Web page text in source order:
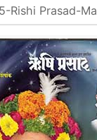
Rishi Prasad-